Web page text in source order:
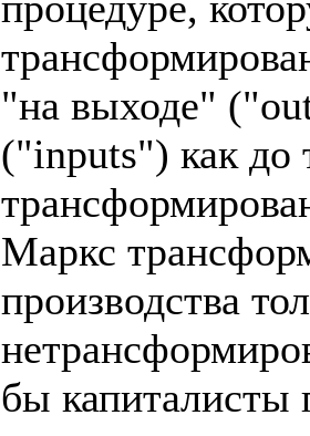
"на выходе"
("inputs") как до
Маркс
производства
бы капиталисты